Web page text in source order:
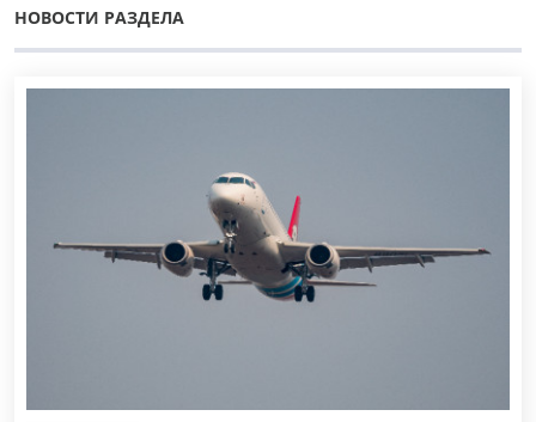
НОВОСТИ РАЗДЕЛА